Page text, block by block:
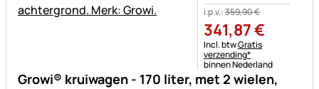
Growi® kruiwagen - 170 liter, met 2 wielen,
i.p.v.:359,90€
341,87€
Belastinginformatie:
Incl. btwGratis
verzending*
binnen Nederland